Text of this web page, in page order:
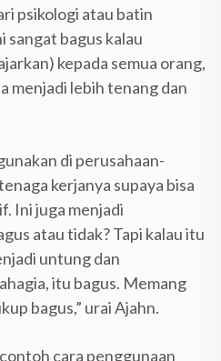
psikologi atau batin
sangat bagus kalau
kepada semua orang,
menjadi lebih tenang dan
di perusahaan-
kerjanya supaya bisa
Ini juga menjadi
atau tidak? Tapi kalau itu
untung dan
itu bagus. Memang
bagus,” urai Ajahn.
cara penggunaan